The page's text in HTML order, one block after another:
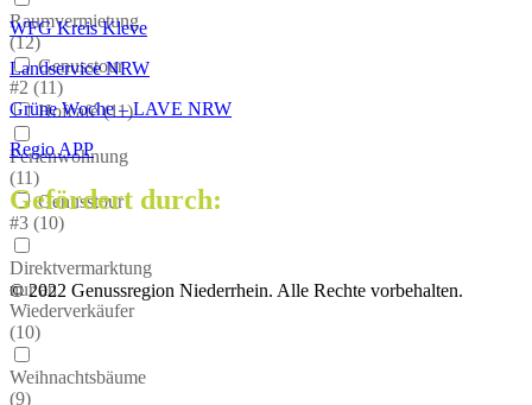
Raumvermietung
(12)
Genusstour
#2 (11)
Hofcafé (11)
Ferienwohnung
(11)
Genusstour
#3 (10)
Direktvermarktung
nur an
Wiederverkäufer
(10)
Weihnachtsbäume
(9)
WFG Kreis Kleve
Landservice NRW
Grüne Woche – LAVE NRW
Regio APP
Gefördert durch:
© 2022 Genussregion Niederrhein. Alle Rechte vorbehalten.